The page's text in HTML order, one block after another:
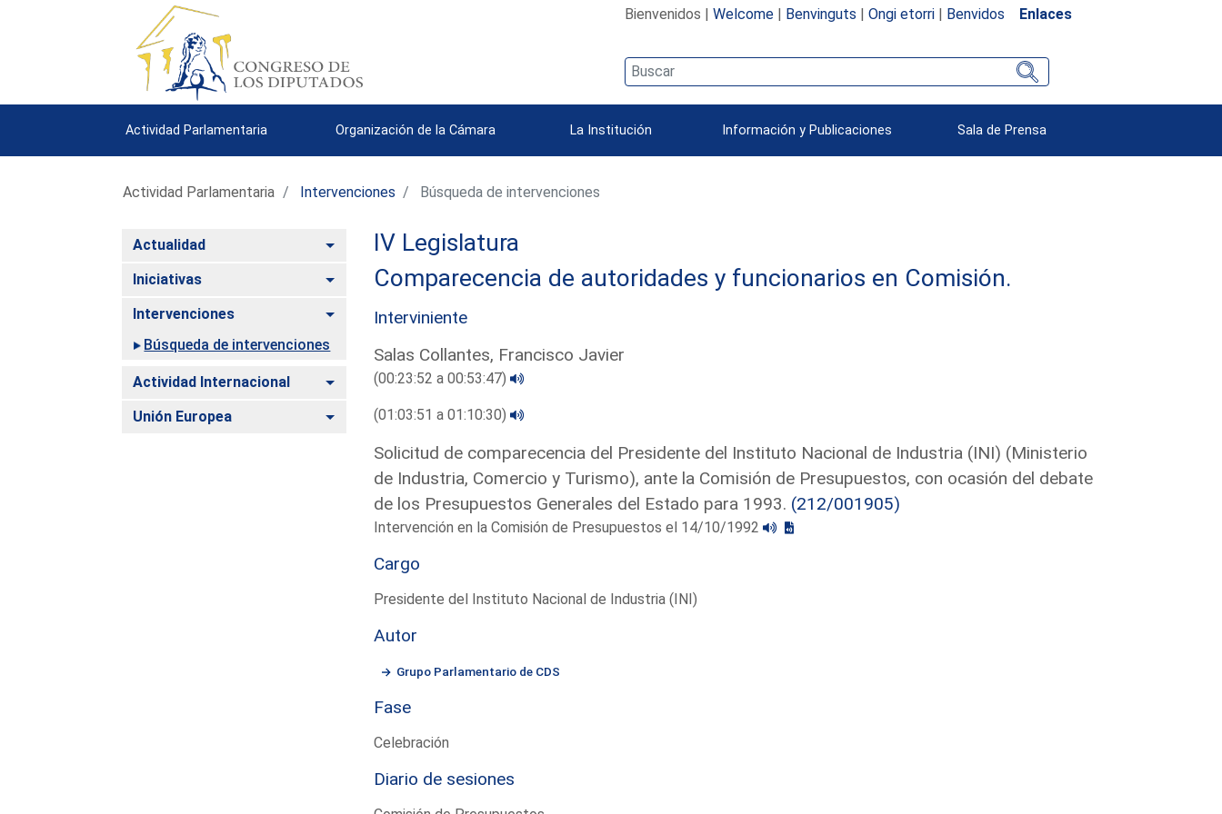
Bienvenidos | Welcome| Benvinguts | Ongi etorri| Benvidos Enlaces
Actividad Parlamentaria Organización de la Cámara La Institución Información y Publicaciones Sala de Prensa
Actividad Parlamentaria Intervenciones Búsqueda de intervenciones
Actualidad Alternar
Iniciativas Alternar
Intervenciones
Alternar
Búsqueda de intervenciones
Actividad Internacional Alternar
Unión Europea Alternar
IV Legislatura
Comparecencia de autoridades y funcionarios en Comisión.
Interviniente
Salas Collantes, Francisco Javier
(00:23:52 a 00:53:47)
(01:03:51 a 01:10:30)
Solicitud de comparecencia del Presidente del Instituto Nacional de Industria (INI) (Ministerio
de Industria, Comercio y Turismo), ante la Comisión de Presupuestos, con ocasión del debate
de los Presupuestos Generales del Estado para 1993. (212/001905)
Intervención en la Comisión de Presupuestos el 14/10/1992
Cargo
Presidente del Instituto Nacional de Industria (INI)
Autor
Grupo Parlamentario de CDS
Fase
Celebración
Diario de sesiones